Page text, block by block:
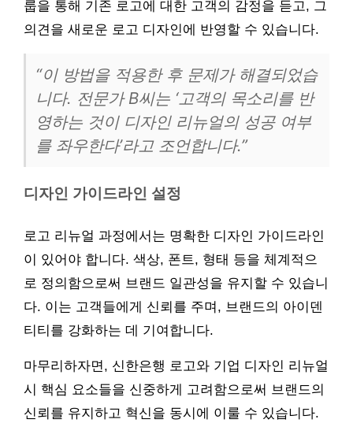
룹을 통해 기존 로고에 대한 고객의 감정을 듣고, 그
의견을 새로운 로고 디자인에 반영할 수 있습니다.
“이 방법을 적용한 후 문제가 해결되었습
니다. 전문가 B씨는 ‘고객의 목소리를 반
영하는 것이 디자인 리뉴얼의 성공 여부
를 좌우한다’라고 조언합니다.”
디자인 가이드라인 설정
로고 리뉴얼 과정에서는 명확한 디자인 가이드라인
이 있어야 합니다. 색상, 폰트, 형태 등을 체계적으
로 정의함으로써 브랜드 일관성을 유지할 수 있습니
다. 이는 고객들에게 신뢰를 주며, 브랜드의 아이덴
티티를 강화하는 데 기여합니다.
마무리하자면, 신한은행 로고와 기업 디자인 리뉴얼
시 핵심 요소들을 신중하게 고려함으로써 브랜드의
신뢰를 유지하고 혁신을 동시에 이룰 수 있습니다.